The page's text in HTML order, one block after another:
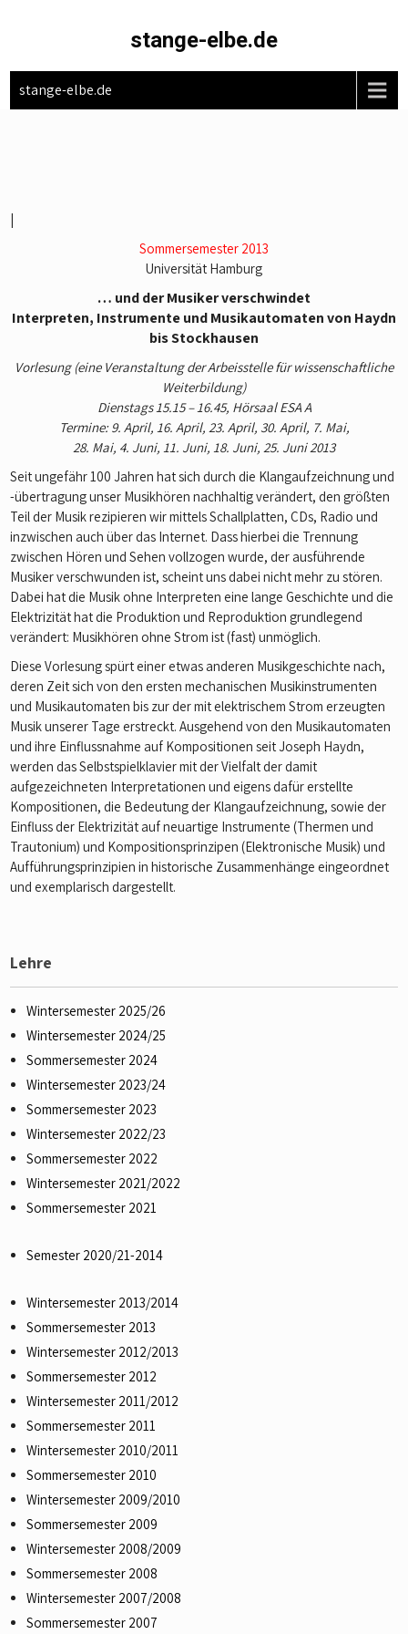
stange-elbe.de
stange-elbe.de
|
Sommersemester 2013
Universität Hamburg
… und der Musiker verschwindet
Interpreten, Instrumente und Musikautomaten von Haydn
bis Stockhausen
Vorlesung(eine Veranstaltung der Arbeisstelle für wissenschaftliche
Weiterbildung)
Dienstags 15.15 – 16.45, Hörsaal ESA A
Termine: 9. April, 16. April, 23. April, 30. April, 7. Mai,
28. Mai, 4. Juni, 11. Juni, 18. Juni, 25. Juni 2013
Seit ungefähr 100 Jahren hat sich durch die Klangaufzeichnung und
-übertragung unser Musikhören nachhaltig verändert, den größten
Teil der Musik rezipieren wir mittels Schallplatten, CDs, Radio und
inzwischen auch über das Internet. Dass hierbei die Trennung
zwischen Hören und Sehen vollzogen wurde, der ausführende
Musiker verschwunden ist, scheint uns dabei nicht mehr zu stören.
Dabei hat die Musik ohne Interpreten eine lange Geschichte und die
Elektrizität hat die Produktion und Reproduktion grundlegend
verändert: Musikhören ohne Strom ist (fast) unmöglich.
Diese Vorlesung spürt einer etwas anderen Musikgeschichte nach,
deren Zeit sich von den ersten mechanischen Musikinstrumenten
und Musikautomaten bis zur der mit elektrischem Strom erzeugten
Musik unserer Tage erstreckt. Ausgehend von den Musikautomaten
und ihre Einflussnahme auf Kompositionen seit Joseph Haydn,
werden das Selbstspielklavier mit der Vielfalt der damit
aufgezeichneten Interpretationen und eigens dafür erstellte
Kompositionen, die Bedeutung der Klangaufzeichnung, sowie der
Einfluss der Elektrizität auf neuartige Instrumente (Thermen und
Trautonium) und Kompositionsprinzipen (Elektronische Musik) und
Aufführungsprinzipien in historische Zusammenhänge eingeordnet
und exemplarisch dargestellt.
Lehre
Wintersemester 2025/26
Wintersemester 2024/25
Sommersemester 2024
Wintersemester 2023/24
Sommersemester 2023
Wintersemester 2022/23
Sommersemester 2022
Wintersemester 2021/2022
Sommersemester 2021
Semester 2020/21-2014
Wintersemester 2013/2014
Sommersemester 2013
Wintersemester 2012/2013
Sommersemester 2012
Wintersemester 2011/2012
Sommersemester 2011
Wintersemester 2010/2011
Sommersemester 2010
Wintersemester 2009/2010
Sommersemester 2009
Wintersemester 2008/2009
Sommersemester 2008
Wintersemester 2007/2008
Sommersemester 2007